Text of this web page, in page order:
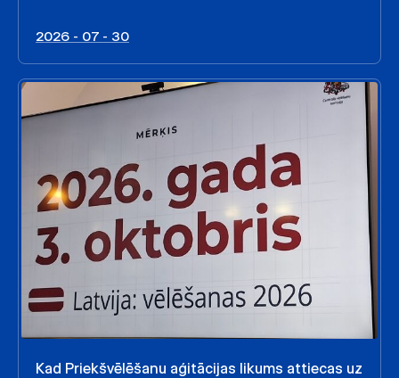
2026 - 07 - 30
Kad Priekšvēlēšanu aģitācijas likums attiecas uz